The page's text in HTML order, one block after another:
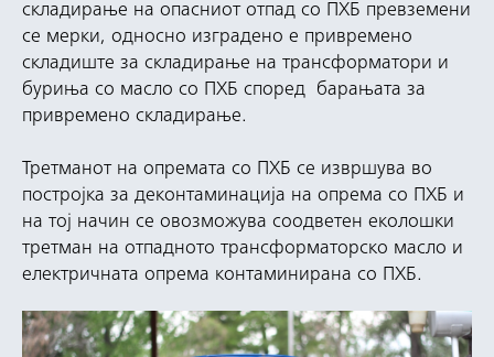
складирање на опасниот отпад со ПХБ превземени
се мерки, односно изградено е привремено
складиште за складирање на трансформатори и
буриња со масло со ПХБ според барањата за
привремено складирање.
Третманот на опремата со ПХБ се извршува во
постројка за деконтаминација на опрема со ПХБ и
на тој начин се овозможува соодветен еколошки
третман на отпадното трансформаторско масло и
електричната опрема контаминирана со ПХБ.